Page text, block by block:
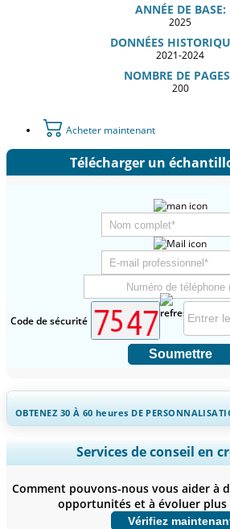
ANNÉE DE BASE:
2025
DONNÉES
2021-2024
NOMBRE DE
200
Acheter maintenant
Télécharger un
Code de sécurité
Soumettre
OBTENEZ 30 À 60heures DE
Ampliar a cobertura regional e por país,
Perfis de empresas, Benchmarking
Personnaliser
Services de conseil en
Comment pouvons-nous vous aider à
opportunités et à évoluer plus
Vérifiez